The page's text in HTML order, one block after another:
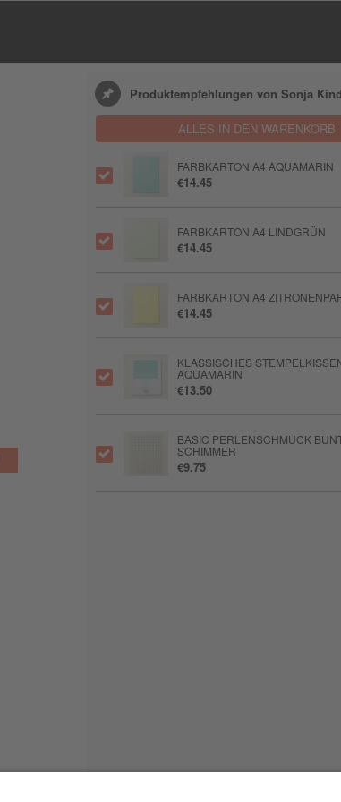
Produktempfehlungen von Sonja
ALLES IN DEN WARENKORB
FARBKARTON A4 AQUAMARIN
€14.45
FARBKARTON A4 LINDGRÜN
€14.45
FARBKARTON A4
€14.45
KLASSISCHES
AQUAMARIN
€13.50
BASIC PERLENSCHMUCK
SCHIMMER
€9.75